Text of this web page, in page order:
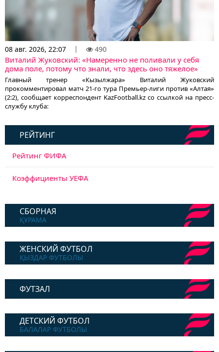
08 авг. 2026, 22:07 490
Виталий Жуковский: «Намеренно не поливали у себя
дома поле, потому что знали, что здесь оно тяжелое»
Главный тренер «Кызылжара» Виталий Жуковский
прокомментировал матч 21-го тура Премьер-лиги против «Алтая»
(2:2), сообщает корреспондент KazFootball.kz со ссылкой на пресс-
службу клуба:
РЕЙТИНГ
Рейтинг ФИФА
Коэффициенты УЕФА
СБОРНАЯ
ҚҰРАМА
ЖЕНСКИЙ ФУТБОЛ
ҚЫЗДАР ФУТБОЛЫ
ФУТЗАЛ
ДЕТСКИЙ ФУТБОЛ
БАЛАЛАР ФУТБОЛЫ